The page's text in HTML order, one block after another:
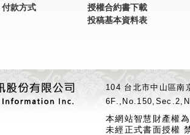
付款方式
授權合約書下載
投稿基本資料表
104 台北市中山區
本網站智慧財產權
未經正式書面授權